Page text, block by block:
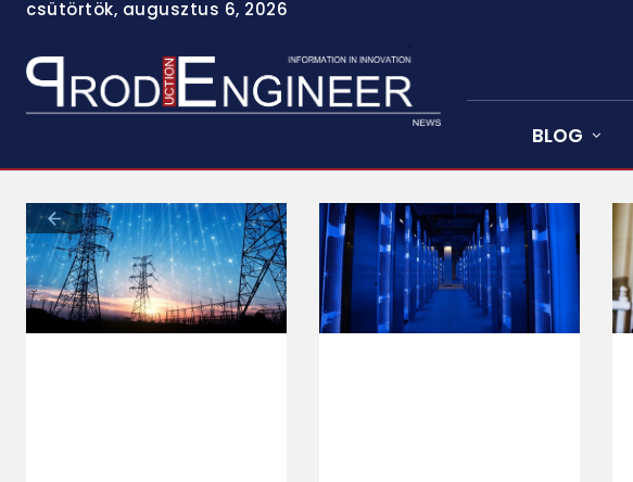
csütörtök, augusztus 6, 2026
BLOG